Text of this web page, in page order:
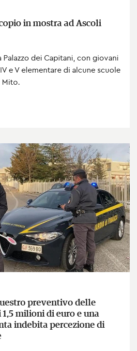
in mostra ad Ascoli
Palazzo dei Capitani, con giovani
e V elementare di alcune scuole
Mito.
preventivo delle
milioni di euro e una
indebita percezione di